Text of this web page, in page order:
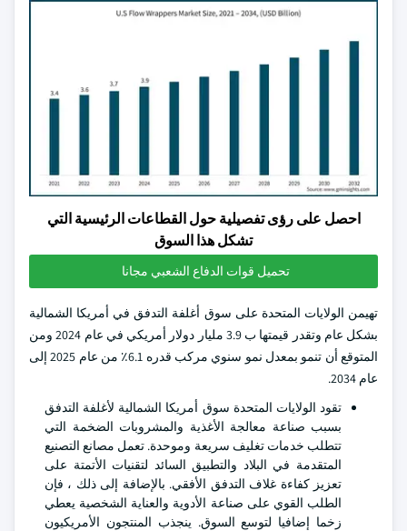
احصل على رؤى تفصيلية حول القطاعات الرئيسية التي
تشكل هذا السوق
تحميل قوات الدفاع الشعبي مجانا
تهيمن الولايات المتحدة على سوق أغلفة التدفق في أمريكا الشمالية
بشكل عام وتقدر قيمتها ب 3.9 مليار دولار أمريكي في عام 2024 ومن
المتوقع أن تنمو بمعدل نمو سنوي مركب قدره 6.1٪ من عام 2025 إلى
عام 2034.
تقود الولايات المتحدة سوق أمريكا الشمالية لأغلفة التدفق
بسبب صناعة معالجة الأغذية والمشروبات الضخمة التي
تتطلب خدمات تغليف سريعة وموحدة. تعمل مصانع التصنيع
المتقدمة في البلاد والتطبيق السائد لتقنيات الأتمتة على
تعزيز كفاءة غلاف التدفق الأفقي. بالإضافة إلى ذلك ، فإن
الطلب القوي على صناعة الأدوية والعناية الشخصية يعطي
زخما إضافيا لتوسع السوق. ينجذب المنتجون الأمريكيون